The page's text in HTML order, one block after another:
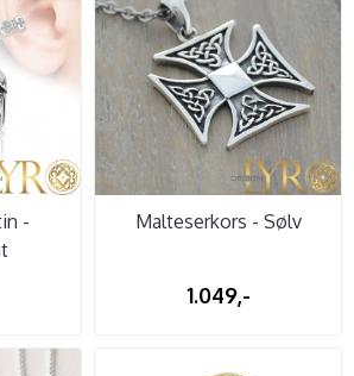
-
Malteserkors - Sølv
1.049,-